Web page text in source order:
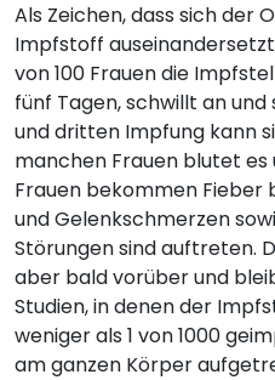
Als Zeichen, dass sich der
Impfstoff
von 100 Frauen die
fünf Tagen, schwillt an
und dritten Impfung kann
manchen Frauen blutet es
Frauen bekommen Fieber
und Gelenkschmerzen
Störungen sind auftreten.
aber bald vorüber und
Studien, in denen der
weniger als 1 von 1000
am ganzen Körper